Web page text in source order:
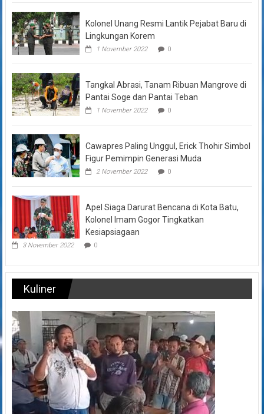
Kolonel Unang Resmi Lantik Pejabat Baru di
Lingkungan Korem
1 November 2022 0
Tangkal Abrasi, Tanam Ribuan Mangrove di
Pantai Soge dan Pantai Teban
1 November 2022 0
Cawapres Paling Unggul, Erick Thohir Simbol
Figur Pemimpin Generasi Muda
2 November 2022 0
Apel Siaga Darurat Bencana di Kota Batu,
Kolonel Imam Gogor Tingkatkan
Kesiapsiagaan
3 November 2022 0
Kuliner